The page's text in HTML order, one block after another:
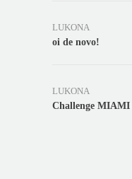
LUKONA
oi de novo!
LUKONA
Challenge MIAMI